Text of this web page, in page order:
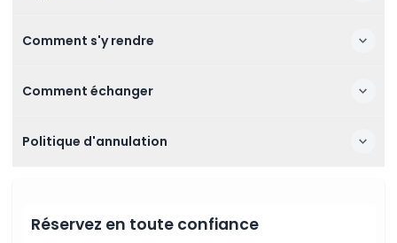
Comment s'y rendre
Comment échanger
Politique d'annulation
Réservez en toute confiance